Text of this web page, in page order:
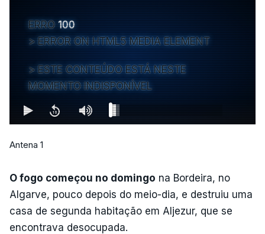
ERRO 100
ERROR ON HTML5 MEDIA ELEMENT
ESTE CONTEÚDO ESTÁ NESTE
MOMENTO INDISPONÍVEL
Antena 1
O fogo começou no domingo na Bordeira, no
Algarve, pouco depois do meio-dia, e destruiu uma
casa de segunda habitação em Aljezur, que se
encontrava desocupada.